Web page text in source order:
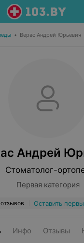
• Верас Андрей Юрьевич
Андрей
Стоматолог-
Первая категория
Оставить
Инфо Отзывы